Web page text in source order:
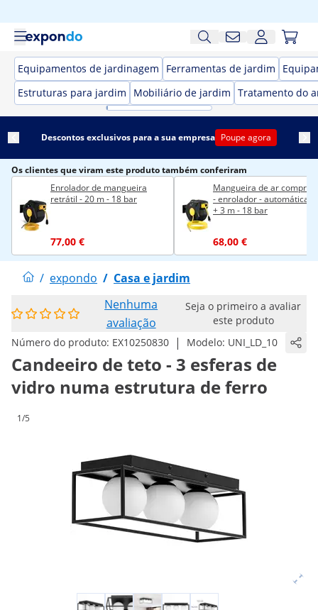
Equipamentos de jardinagem Ferramentas de jardim
Estruturas para jardim
Mobiliário de jardim Tratamento do
Descontos exclusivos para a sua empresa Poupe agora
Os clientes que viram este produto também conferiram
Enrolador de mangueira
retrátil - 20 m - 18 bar
77,00 €
Mangueira de ar
- enrolador - automática -
+ 3 m - 18 bar
68,00 €
/ expondo / Casa e jardim
Nenhuma
avaliação
Seja o primeiro a avaliar
este produto
Número do produto: EX10250830 | Modelo: UNI_LD_10
Candeeiro de teto - 3 esferas de
vidro numa estrutura de ferro
1/5